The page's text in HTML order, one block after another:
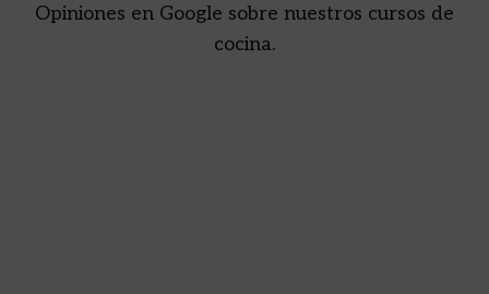
Opiniones en Google sobre nuestros cursos de
cocina.